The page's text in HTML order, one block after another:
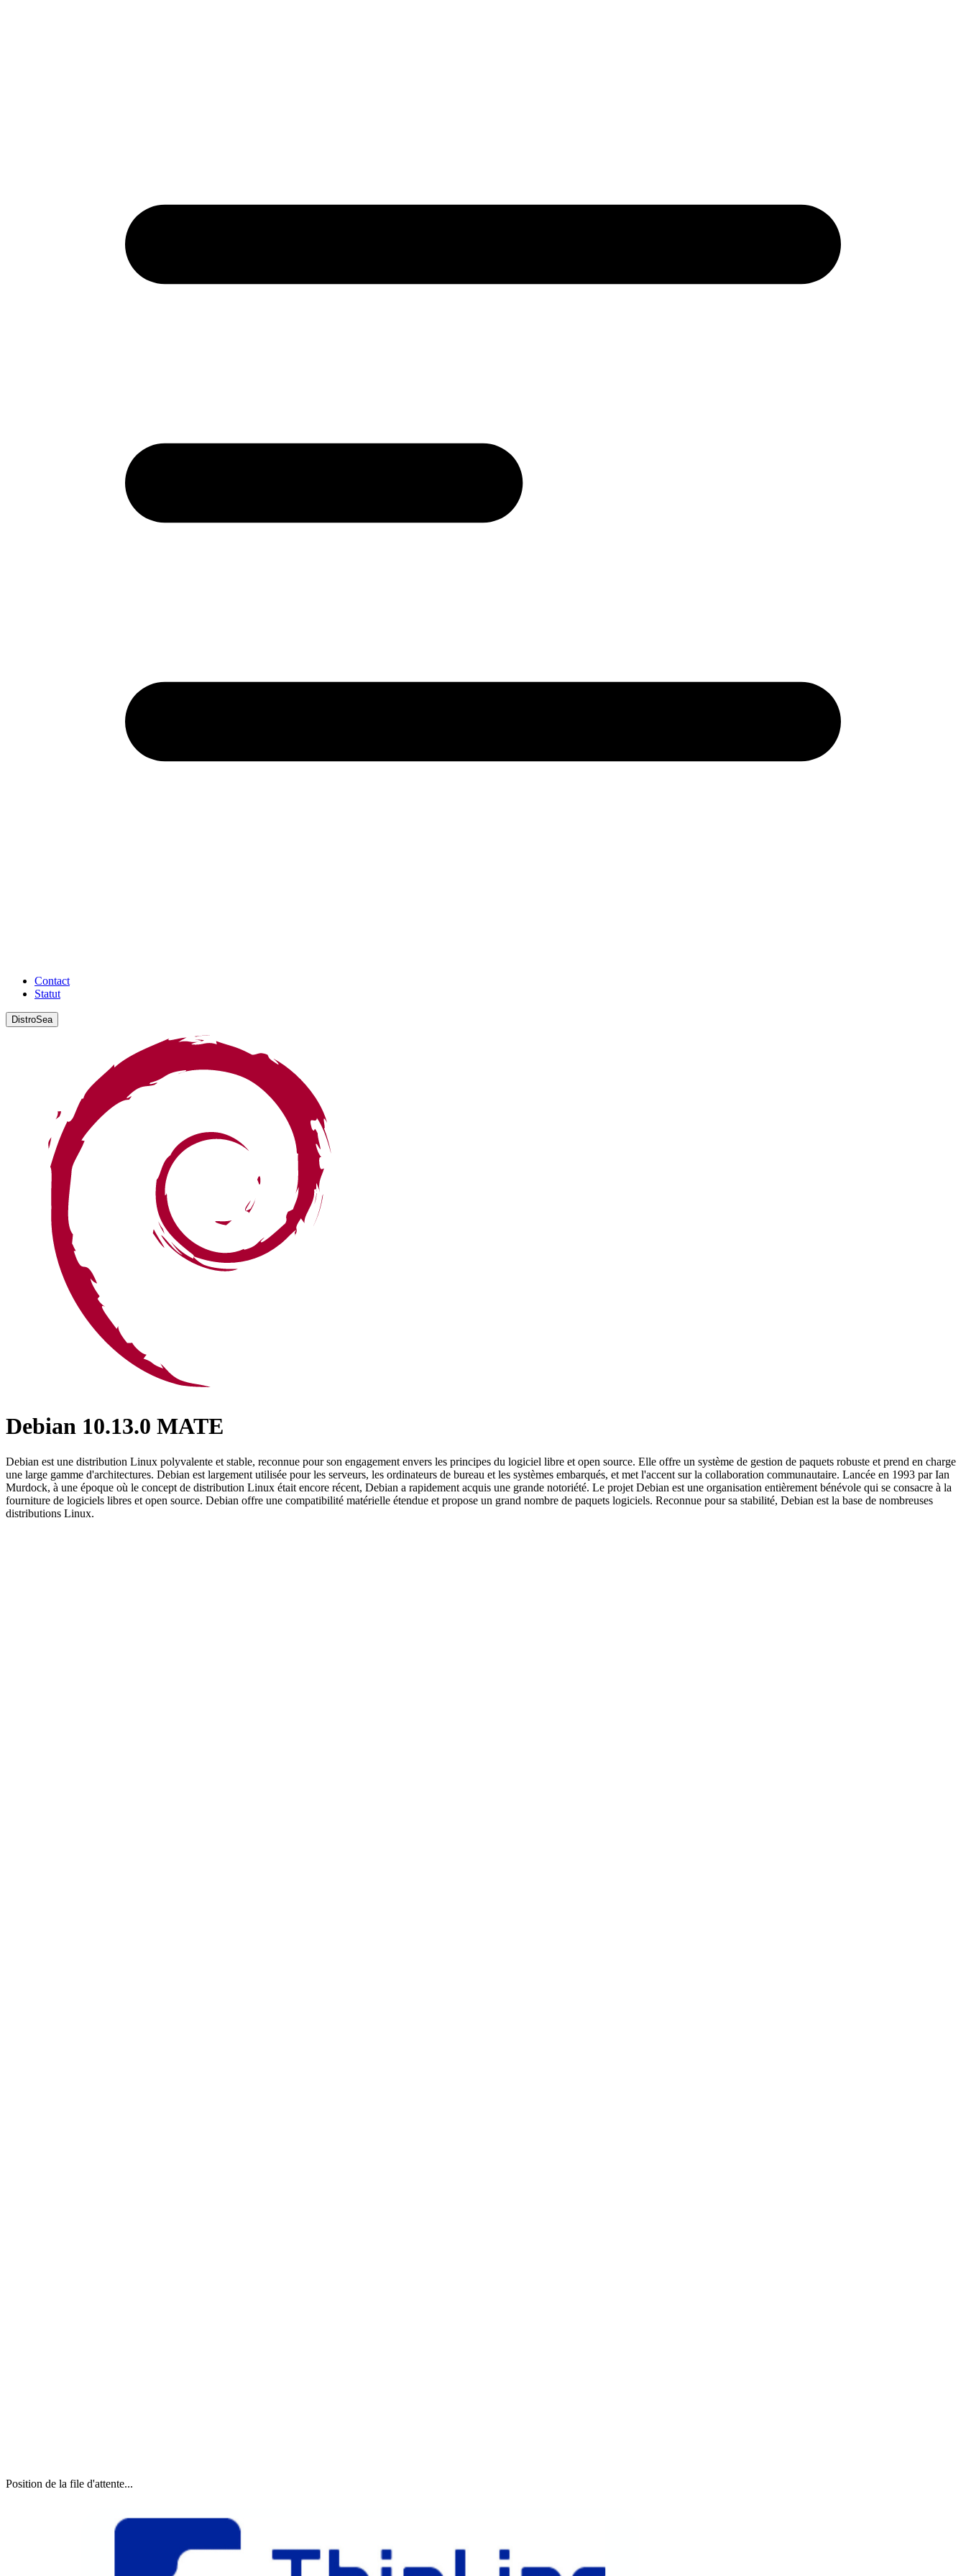
Contact
Statut
DistroSea
Debian 10.13.0 MATE
Debian est une distribution Linux polyvalente et stable, reconnue pour son engagement envers les principes du logiciel libre et open source. Elle offre un système de gestion de paquets robuste et prend en charge
une large gamme d'architectures. Debian est largement utilisée pour les serveurs, les ordinateurs de bureau et les systèmes embarqués, et met l'accent sur la collaboration communautaire. Lancée en 1993 par Ian
Murdock, à une époque où le concept de distribution Linux était encore récent, Debian a rapidement acquis une grande notoriété. Le projet Debian est une organisation entièrement bénévole qui se consacre à la
fourniture de logiciels libres et open source. Debian offre une compatibilité matérielle étendue et propose un grand nombre de paquets logiciels. Reconnue pour sa stabilité, Debian est la base de nombreuses
distributions Linux.
Position de la file d'attente...